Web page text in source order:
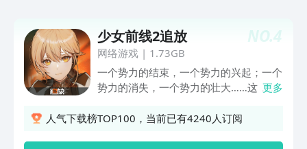
NO.4
少女前线2追放
网络游戏| 1.73GB
一个势力的结束，一个势力的兴起；一个
势力的消失，一个势力的壮大……这，即
芬为伍的指挥官，选择告别过去，进入污
更多
人气下载榜TOP100，当前已有4240人订阅